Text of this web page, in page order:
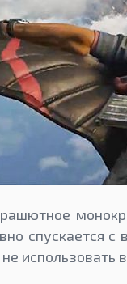
спускается
не использовать